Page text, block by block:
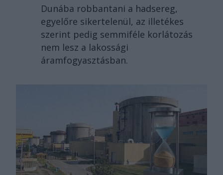
Dunába robbantani a hadsereg,
egyelőre sikertelenül, az illetékes
szerint pedig semmiféle korlátozás
nem lesz a lakossági
áramfogyasztásban.